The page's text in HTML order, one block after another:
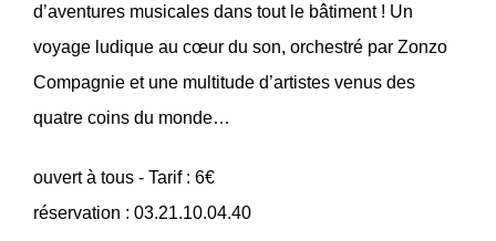
d’aventures musicales dans tout le bâtiment ! Un
voyage ludique au cœur du son, orchestré par Zonzo
Compagnie et une multitude d’artistes venus des
quatre coins du monde…
ouvert à tous - Tarif : 6€
réservation : 03.21.10.04.40